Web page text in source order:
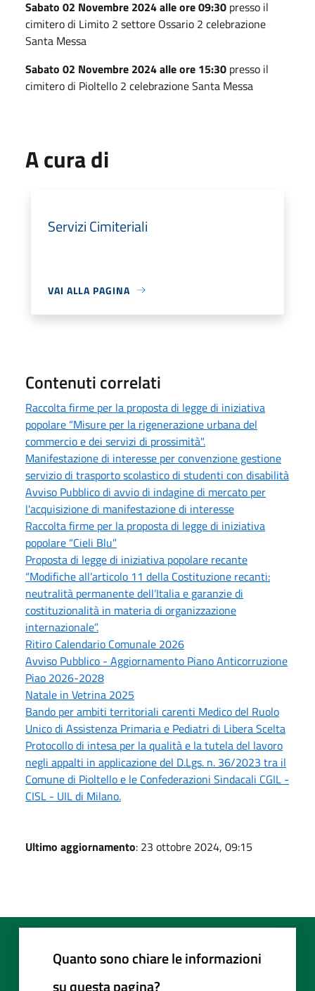
Sabato 02 Novembre 2024 alle ore 09:30 presso il
cimitero di Limito 2 settore Ossario 2 celebrazione
Santa Messa
Sabato 02 Novembre 2024 alle ore 15:30 presso il
cimitero di Pioltello 2 celebrazione Santa Messa
A cura di
Servizi Cimiteriali
VAI ALLA PAGINA
Contenuti correlati
Raccolta firme per la proposta di legge di iniziativa
popolare “Misure per la rigenerazione urbana del
commercio e dei servizi di prossimità".
Manifestazione di interesse per convenzione gestione
servizio di trasporto scolastico di studenti con disabilità
Avviso Pubblico di avvio di indagine di mercato per
l'acquisizione di manifestazione di interesse
Raccolta firme per la proposta di legge di iniziativa
popolare “Cieli Blu”
Proposta di legge di iniziativa popolare recante
“Modifiche all’articolo 11 della Costituzione recanti:
neutralità permanente dell’Italia e garanzie di
costituzionalità in materia di organizzazione
internazionale”.
Ritiro Calendario Comunale 2026
Avviso Pubblico - Aggiornamento Piano Anticorruzione
Piao 2026-2028
Natale in Vetrina 2025
Bando per ambiti territoriali carenti Medico del Ruolo
Unico di Assistenza Primaria e Pediatri di Libera Scelta
Protocollo di intesa per la qualità e la tutela del lavoro
negli appalti in applicazione del D.Lgs. n. 36/2023 tra il
Comune di Pioltello e le Confederazioni Sindacali CGIL -
CISL - UIL di Milano.
Ultimo aggiornamento: 23 ottobre 2024, 09:15
Quanto sono chiare le informazioni
su questa pagina?